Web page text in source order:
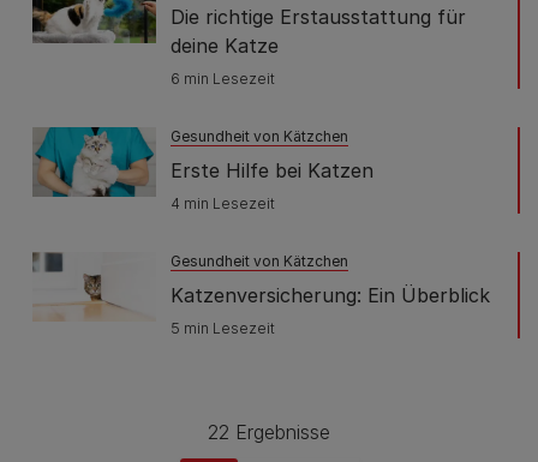
Die richtige Erstausstattung für
deine Katze
6 min Lesezeit
Gesundheit von Kätzchen
Erste Hilfe bei Katzen
4 min Lesezeit
Gesundheit von Kätzchen
Katzenversicherung: Ein Überblick
5 min Lesezeit
22 Ergebnisse